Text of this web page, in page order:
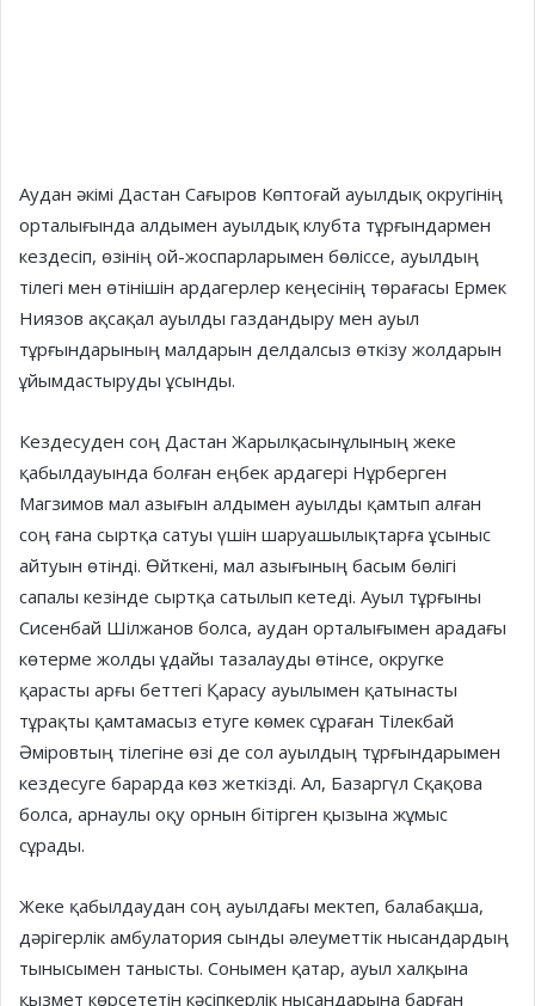
Аудан әкімі Дастан Сағыров Көптоғай ауылдық округінің
орталығында алдымен ауылдық клубта тұрғындармен
кездесіп, өзінің ой-жоспарларымен бөліссе, ауылдың
тілегі мен өтінішін ардагерлер кеңесінің төрағасы Ермек
Ниязов ақсақал ауылды газдандыру мен ауыл
тұрғындарының малдарын делдалсыз өткізу жолдарын
ұйымдастыруды ұсынды.
Кездесуден соң Дастан Жарылқасынұлының жеке
қабылдауында болған еңбек ардагері Нұрберген
Магзимов мал азығын алдымен ауылды қамтып алған
соң ғана сыртқа сатуы үшін шаруашылықтарға ұсыныс
айтуын өтінді. Өйткені, мал азығының басым бөлігі
сапалы кезінде сыртқа сатылып кетеді. Ауыл тұрғыны
Сисенбай Шілжанов болса, аудан орталығымен арадағы
көтерме жолды ұдайы тазалауды өтінсе, округке
қарасты арғы беттегі Қарасу ауылымен қатынасты
тұрақты қамтамасыз етуге көмек сұраған Тілекбай
Әміровтың тілегіне өзі де сол ауылдың тұрғындарымен
кездесуге барарда көз жеткізді. Ал, Базаргүл Сқақова
болса, арнаулы оқу орнын бітірген қызына жұмыс
сұрады.
Жеке қабылдаудан соң ауылдағы мектеп, балабақша,
дәрігерлік амбулатория сынды әлеуметтік нысандардың
тынысымен танысты. Сонымен қатар, ауыл халқына
қызмет көрсететін кәсіпкерлік нысандарына барған